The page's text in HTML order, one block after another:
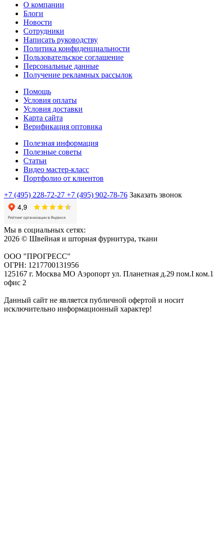
О компании
Блоги
Новости
Сотрудники
Написать руководству
Политика конфиденциальности
Пользовательское соглашение
Персональные данные
Получение рекламных рассылок
Помощь
Условия оплаты
Условия доставки
Карта сайта
Верификация оптовика
Полезная информация
Полезные советы
Статьи
Видео мастер-класс
Портфолио от клиентов
+7 (495) 228-72-27 +7 (495) 902-78-76 Заказать звонок
Мы в социальных сетях:
2026 © Швейная и шторная фурнитура, ткани
ООО "ПРОГРЕСС"
ОГРН: 1217700131956
125167 г. Москва МО Аэропорт ул. Планетная д.29 пом.I ком.1
офис 2
Данный сайт не является публичной офертой и носит
исключительно информационный характер!